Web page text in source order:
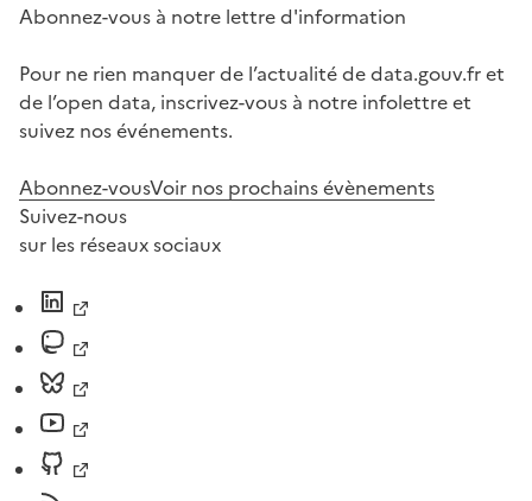
Abonnez-vous à notre lettre d'information
Pour ne rien manquer de l’actualité de data.gouv.fr et
de l’open data, inscrivez-vous à notre infolettre et
suivez nos événements.
Abonnez-vousVoir nos prochains évènements
Suivez-nous
sur les réseaux sociaux